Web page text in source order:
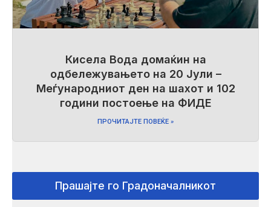
Кисела Вода домаќин на
одбележувањето на 20 Јули –
Меѓународниот ден на шахот и 102
години постоење на ФИДЕ
ПРОЧИТАЈТЕ ПОВЕЌЕ »
Прашајте го Градоначалникот